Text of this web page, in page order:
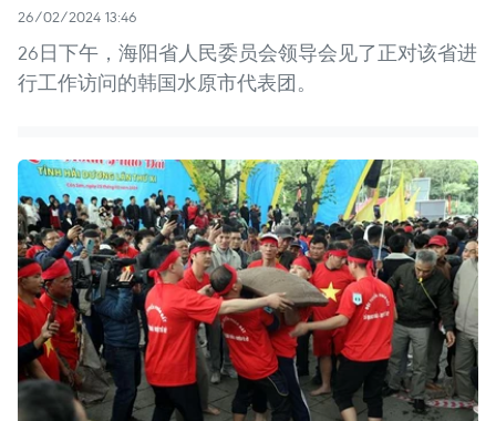
26/02/2024 13:46
26日下午，海阳省人民委员会领导会见了正对该省进
行工作访问的韩国水原市代表团。